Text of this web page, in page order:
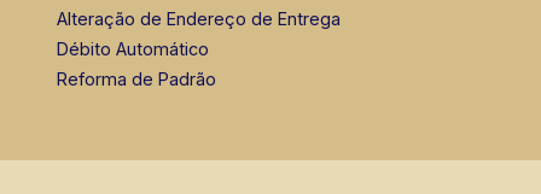
Alteração de Endereço de Entrega
Débito Automático
Reforma de Padrão